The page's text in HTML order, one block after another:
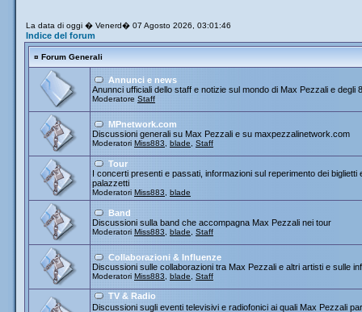
La data di oggi � Venerd� 07 Agosto 2026, 03:01:46
Indice del forum
¤ Forum Generali
Annunci e news
Anunnci ufficiali dello staff e notizie sul mondo di Max Pezzali e degli
Moderatore Staff
MPnetwork.com
Discussioni generali su Max Pezzali e su maxpezzalinetwork.com
Moderatori Miss883 blade Staff
Tour
I concerti presenti e passati, informazioni sul reperimento dei
palazzetti
Moderatori Miss883 blade
Band
Discussioni sulla band che accompagna Max Pezzali nei tour
Moderatori Miss883 blade Staff
Collaborazioni & Influenze
Discussioni sulle collaborazioni tra Max Pezzali e altri artisti e sulle
Moderatori Miss883 blade Staff
TV & Radio
Discussioni sugli eventi televisivi e radiofonici ai quali Max Pezzali